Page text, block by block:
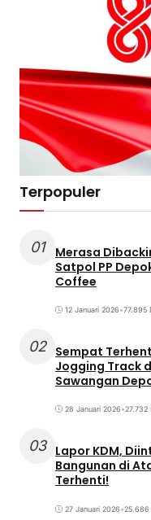
Terpopuler
01
Merasa
Satpol PP
Coffee
12 Januari 2026•77.895
02 Sempat
Jogging Track
Sawangan
28 Januari 2026•27.732
03 Lapor KDM,
Bangunan di
Terhenti!
27 Januari 2026•25.686